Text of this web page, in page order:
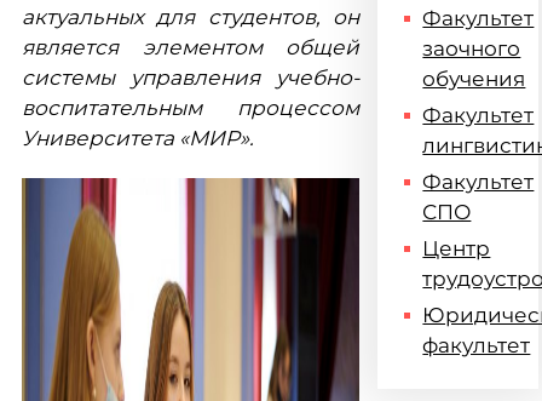
актуальных для студентов, он
является элементом общей
системы управления учебно-
воспитательным процессом
Университета «МИР».
Факультет
заочного
обучения
Факультет
Факультет
СПО
Центр
факультет